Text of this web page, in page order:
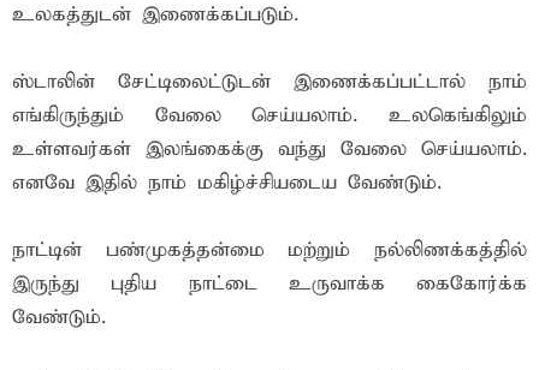
உலகத்துடன் இணைக்கப்படும்.
ஸ்டாலின் சேட்டிலைட்டுடன் இணைக்கப்பட்டால் நாம்
எங்கிருந்தும் வேலை செய்யலாம். உலகெங்கிலும்
உள்ளவர்கள் இலங்கைக்கு வந்து வேலை செய்யலாம்.
எனவே இதில் நாம் மகிழ்ச்சியடைய வேண்டும்.
நாட்டின் பண்முகத்தன்மை மற்றும் நல்லிணக்கத்தில்
இருந்து புதிய நாட்டை உருவாக்க கைகோர்க்க
வேண்டும்.